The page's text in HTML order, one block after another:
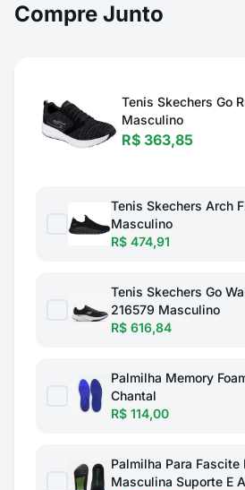
Compre Junto
Tenis Skechers Go
Masculino
R$ 363,85
Tenis Skechers Arch
Masculino
R$ 474,91
Tenis Skechers Go
216579 Masculino
R$ 616,84
Palmilha Memory
Chantal
R$ 114,00
Palmilha Para Fascite
Masculina Suporte E